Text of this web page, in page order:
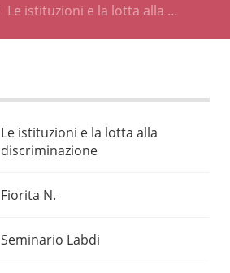
Le istituzioni e la lotta alla …
Le istituzioni e la lotta alla
discriminazione
Fiorita N.
Seminario Labdi